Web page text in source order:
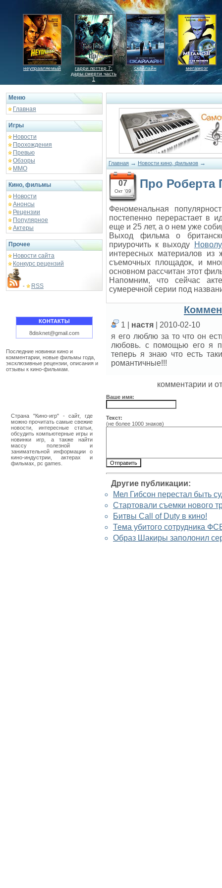
неуправляемый
гарри поттер 7:
дары смерти часть
1
скайлайн мегамозг
Меню
Главная
Игры
Новости
Прохождения
Превью
Обзоры
ММО
Кино, фильмы
Новости
Анонсы
Рецензии
Популярное
Актеры
Прочее
Новости сайта
Конкурс рецензий
- RSS
КОНТАКТЫ
8disknet@gmail.com
Последние новинки кино и
комментарии, новые фильмы года,
эксклюзивные рецензии, описания и
отзывы к кино-фильмам.
Страна "Кино-игр" - сайт, где
можно прочитать самые свежие
новости, интересные статьи,
обсудить компьютерные игры и
новинки игр, а также найти
массу полезной и
занимательной информации о
кино-индустрии, актерах и
фильмах, pc games.
Главная → Новости кино, фильмов →
07
Окт '09
Про Роберта
Феноменальная
постепенно перерастает в
еще и 25 лет, а о нем уже
Выход фильма о
приурочить к выходу
интересных материалов из
съемочных площадок, и
основном рассчитан этот
Напомним, что сейчас
сумеречной серии под
1 | настя
| 2010-02-10
я его люблю за то что он
любовь. с помощью его я
теперь я знаю что есть
романтичные!!!
комментарии и
Ваше имя:
Текст:
(не более 1000 знаков)
Другие публикации:
Мел Гибсон перестал быть
Стартовали съемки нового
Битвы Call of Duty в кино!
Тема убитого сотрудника
Образ Шакиры заполонил